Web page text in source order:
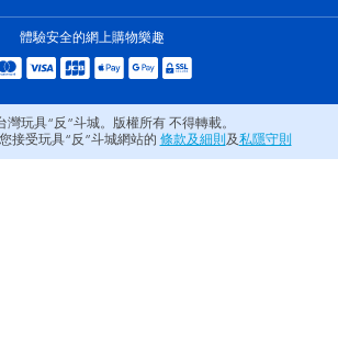
用品
體驗安全的網上購物樂趣
灣玩具“反”斗城。版權所有 不得轉載。
接受玩具“反”斗城網站的 條款及細則 及私隱守則